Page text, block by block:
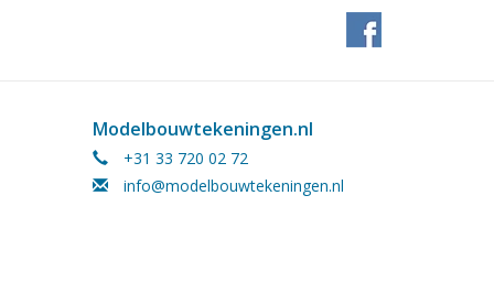
Modelbouwtekeningen.nl
+31 33 720 02 72
info@modelbouwtekeningen.nl